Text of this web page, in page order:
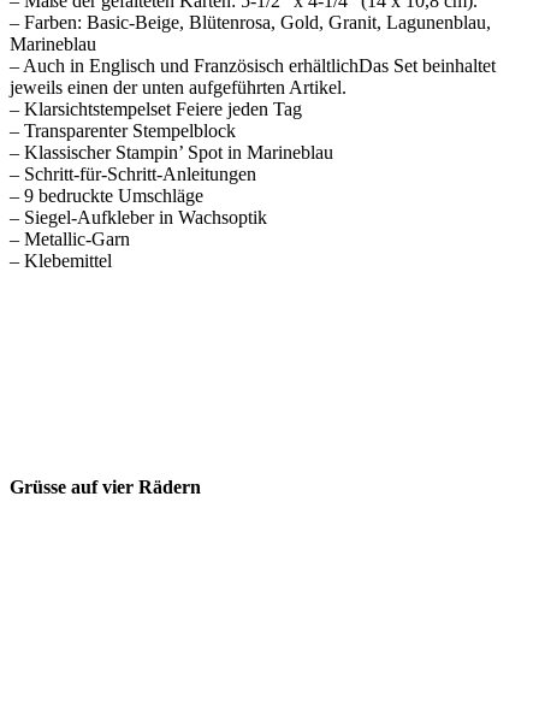
– Farben: Basic-Beige, Blütenrosa, Gold, Granit, Lagunenblau,
Marineblau
– Auch in Englisch und Französisch erhältlichDas Set beinhaltet
jeweils einen der unten aufgeführten Artikel.
– Klarsichtstempelset Feiere jeden Tag
– Transparenter Stempelblock
– Klassischer Stampin’ Spot in Marineblau
– Schritt-für-Schritt-Anleitungen
– 9 bedruckte Umschläge
– Siegel-Aufkleber in Wachsoptik
– Metallic-Garn
– Klebemittel
Grüsse auf vier Rädern